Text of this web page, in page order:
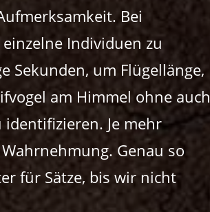
Bei
Individuen zu
Sekunden, um Flügellänge,
am Himmel ohne auch
Je mehr
Genau so
für Sätze, bis wir nicht